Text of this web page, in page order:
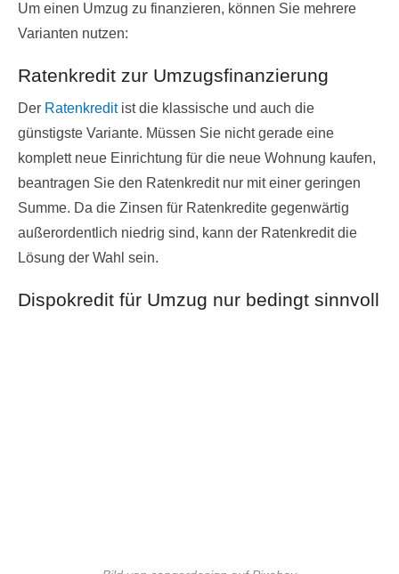
Um einen Umzug zu finanzieren, können Sie mehrere
Varianten nutzen:
Ratenkredit zur Umzugsfinanzierung
Der Ratenkreditist die klassische und auch die
günstigste Variante. Müssen Sie nicht gerade eine
komplett neue Einrichtung für die neue Wohnung kaufen,
beantragen Sie den Ratenkredit nur mit einer geringen
Summe. Da die Zinsen für Ratenkredite gegenwärtig
außerordentlich niedrig sind, kann der Ratenkredit die
Lösung der Wahl sein.
Dispokredit für Umzug nur bedingt sinnvoll